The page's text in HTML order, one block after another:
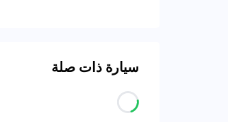
سيارة ذات صلة